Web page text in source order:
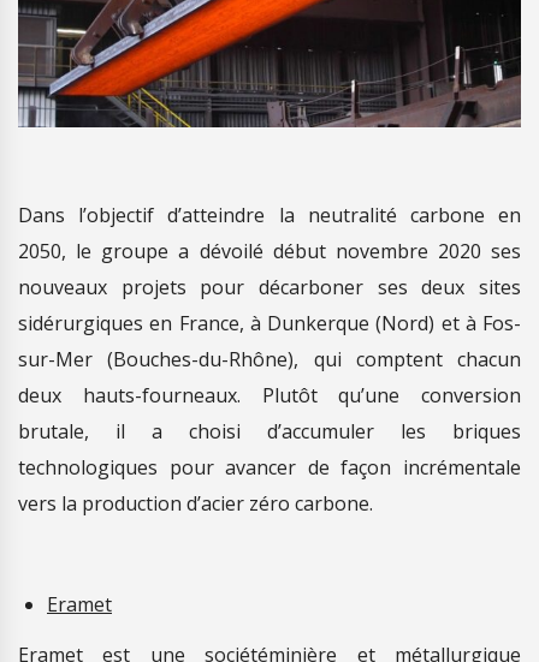
Dans l’objectif d’atteindre la neutralité carbone en
2050, le groupe a dévoilé début novembre 2020 ses
nouveaux projets pour décarboner ses deux sites
sidérurgiques en France, à Dunkerque (Nord) et à Fos-
sur-Mer (Bouches-du-Rhône), qui comptent chacun
deux hauts-fourneaux. Plutôt qu’une conversion
brutale, il a choisi d’accumuler les briques
technologiques pour avancer de façon incrémentale
vers la production d’acier zéro carbone.
Eramet
Eramet est une sociétéminière et métallurgique